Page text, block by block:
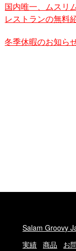
国内唯一、ムスリ
レストランの無料
冬季休暇のお知ら
Salam Groovy
実績
商品 お